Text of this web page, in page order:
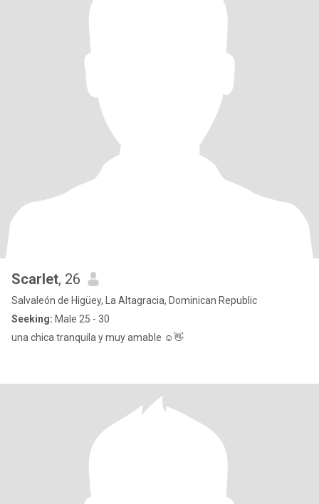
Scarlet, 26
Salvaleón de Higüey, La Altagracia, Dominican Republic
Seeking: Male 25 - 30
una chica tranquila y muy amable ☺️👋